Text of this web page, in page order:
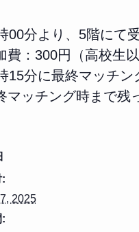
00分より、5階にて
費：300円（高校生以
15分に最終マッチン
マッチング時まで残
:
2025
: